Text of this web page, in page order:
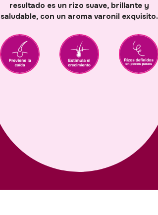
resultado es un rizo suave, brillante y
saludable, con un aroma varonil exquisito.